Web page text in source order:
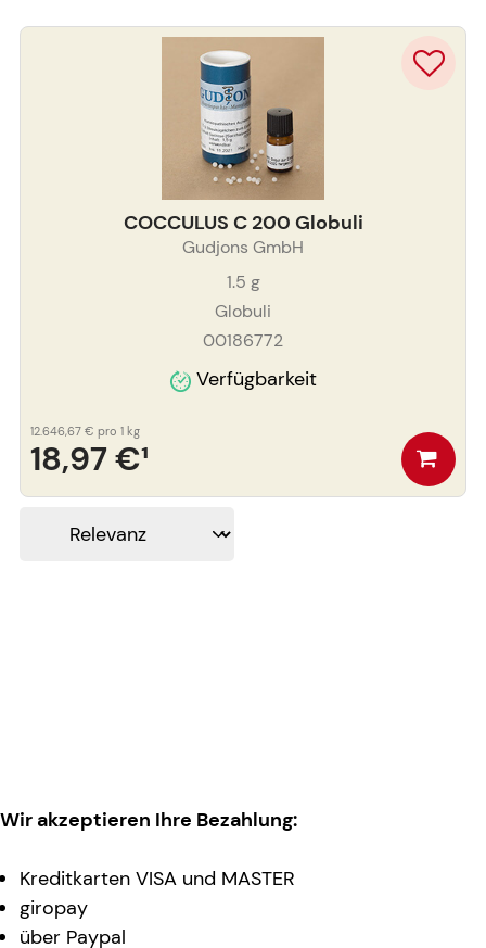
COCCULUS C 200 Globuli
Gudjons GmbH
1.5 g
Globuli
00186772
Verfügbarkeit
18,97 €¹
12.646,67 € pro 1 kg
Wir akzeptieren Ihre Bezahlung:
Kreditkarten VISA und MASTER
giropay
über Paypal